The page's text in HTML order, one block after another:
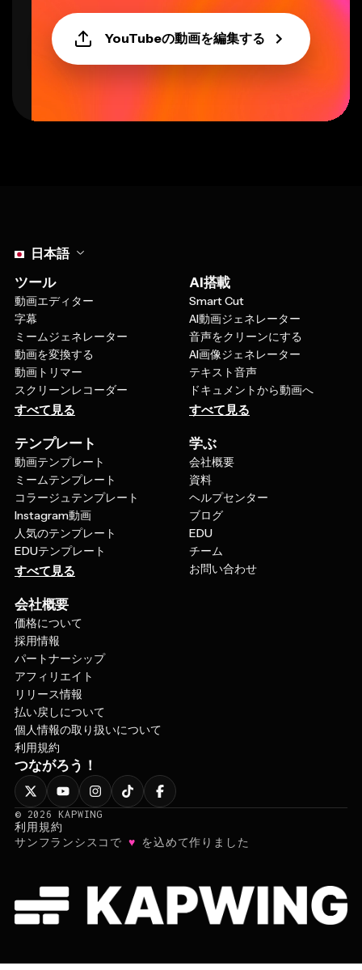
YouTubeの動画を編集する
日本語
ツール
動画エディター
字幕
ミームジェネレーター
動画を変換する
動画トリマー
スクリーンレコーダー
すべて見る
AI搭載
Smart Cut
AI動画ジェネレーター
音声をクリーンにする
AI画像ジェネレーター
テキスト音声
ドキュメントから動画へ
すべて見る
テンプレート
動画テンプレート
ミームテンプレート
コラージュテンプレート
Instagram動画
人気のテンプレート
EDUテンプレート
すべて見る
学ぶ
会社概要
資料
ヘルプセンター
ブログ
EDU
チーム
お問い合わせ
会社概要
価格について
採用情報
パートナーシップ
アフィリエイト
リリース情報
払い戻しについて
個人情報の取り扱いについて
利用規約
つながろう！
© 2026
KAPWING
利用規約
サンフランシスコで ♥ を込めて作りました